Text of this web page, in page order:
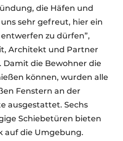
die Häfen und
sehr gefreut, hier ein
zu dürfen”,
Architekt und Partner
Damit die Bewohner die
können, wurden alle
Fenstern an der
ausgestattet. Sechs
Schiebetüren bieten
auf die Umgebung.